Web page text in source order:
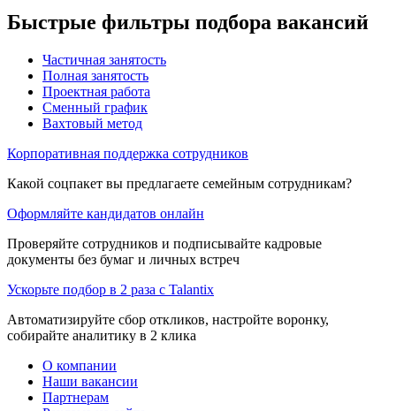
Быстрые фильтры подбора вакансий
Частичная занятость
Полная занятость
Проектная работа
Сменный график
Вахтовый метод
Корпоративная поддержка сотрудников
Какой соцпакет вы предлагаете семейным сотрудникам?
Оформляйте кандидатов онлайн
Проверяйте сотрудников и подписывайте кадровые
документы без бумаг и личных встреч
Ускорьте подбор в 2 раза с Talantix
Автоматизируйте сбор откликов, настройте воронку,
собирайте аналитику в 2 клика
О компании
Наши вакансии
Партнерам